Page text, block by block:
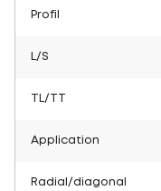
Profil
L/S
TL/TT
Application
Radial/diagonal